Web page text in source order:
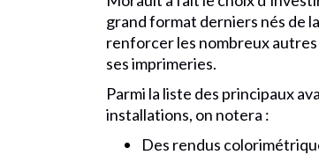
grand format derniers nés de
renforcer les nombreux
ses imprimeries.
Parmi la liste des principaux
installations, on notera :
Des rendus